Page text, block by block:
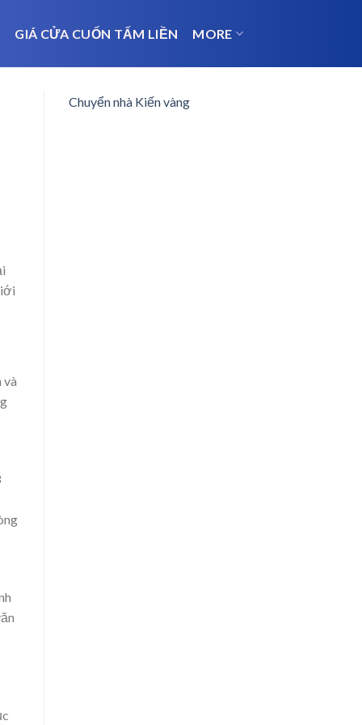
GIÁ CỬA CUỐN TẤM LIỀN MORE
và
Chuyển nhà Kiến vàng